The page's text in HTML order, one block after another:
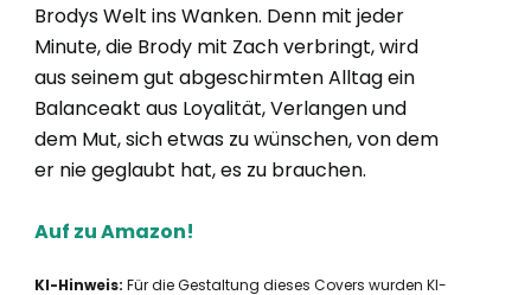
Brodys Welt ins Wanken. Denn mit jeder
Minute, die Brody mit Zach verbringt, wird
aus seinem gut abgeschirmten Alltag ein
Balanceakt aus Loyalität, Verlangen und
dem Mut, sich etwas zu wünschen, von dem
er nie geglaubt hat, es zu brauchen.
Auf zu Amazon!
KI-Hinweis:Für die Gestaltung dieses Covers wurden KI-